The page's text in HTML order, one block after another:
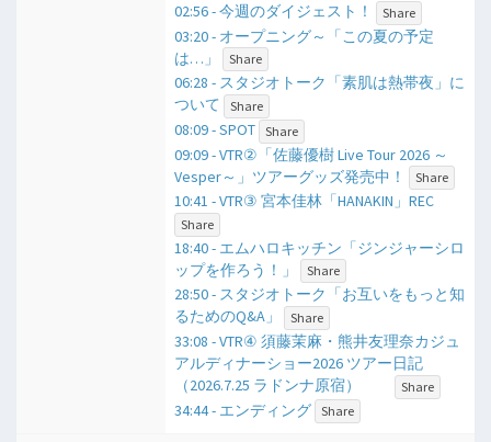
02:56 - 今週のダイジェスト！ Share
03:20 - オープニング～「この夏の予定
は…」
Share
06:28 - スタジオトーク「素肌は熱帯夜」に
ついて
Share
08:09 - SPOT Share
09:09 - VTR②「佐藤優樹 Live Tour 2026 ～
Vesper～」ツアーグッズ発売中！
Share
10:41 - VTR③ 宮本佳林「HANAKIN」REC
Share
18:40 - エムハロキッチン「ジンジャーシロ
ップを作ろう！」
Share
28:50 - スタジオトーク「お互いをもっと知
るためのQ&A」
Share
33:08 - VTR④ 須藤茉麻・熊井友理奈カジュ
アルディナーショー2026 ツアー日記
（2026.7.25 ラドンナ原宿）
Share
34:44 - エンディング Share